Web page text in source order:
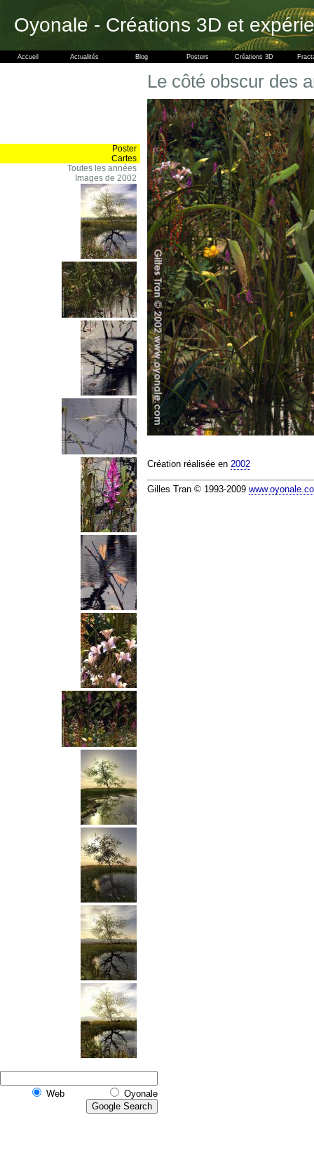
Oyonale - Créations 3D et
Accueil Actualités Blog Posters Créations 3D
Poster
Cartes
Toutes les années
Images de 2002
Web Oyonale
Le côté obscur des
Création réalisée en 2002
Gilles Tran © 1993-2009